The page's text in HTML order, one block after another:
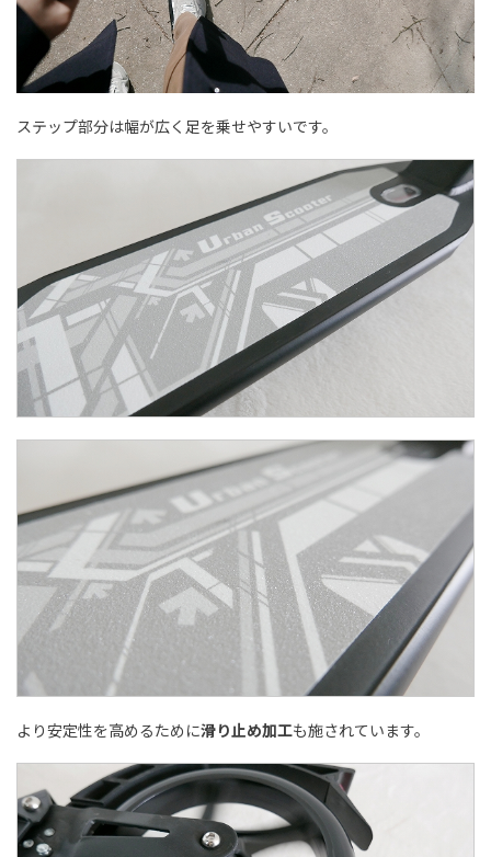
ステップ部分は幅が広く足を乗せやすいです。
より安定性を高めるために滑り止め加工も施されています。